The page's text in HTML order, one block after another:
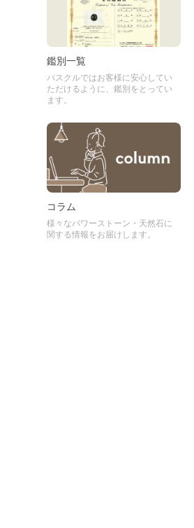
鑑別一覧
パスクルではお客様に安心してい
ただけるように、鑑別をとってい
ます。
コラム
様々なパワーストーン・天然石に
関する情報をお届けします。